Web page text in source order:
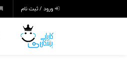
ورود / ثبت نام